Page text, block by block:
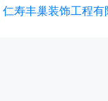
仁寿丰巢装饰工程有